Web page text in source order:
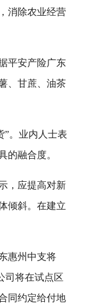
消除农业经营
平安产险广东
、甘蔗、油茶
”。业内人士表
的融合度。
，应提高对新
倾斜。在建立
惠州中支将
司将在试点区
同约定给付地